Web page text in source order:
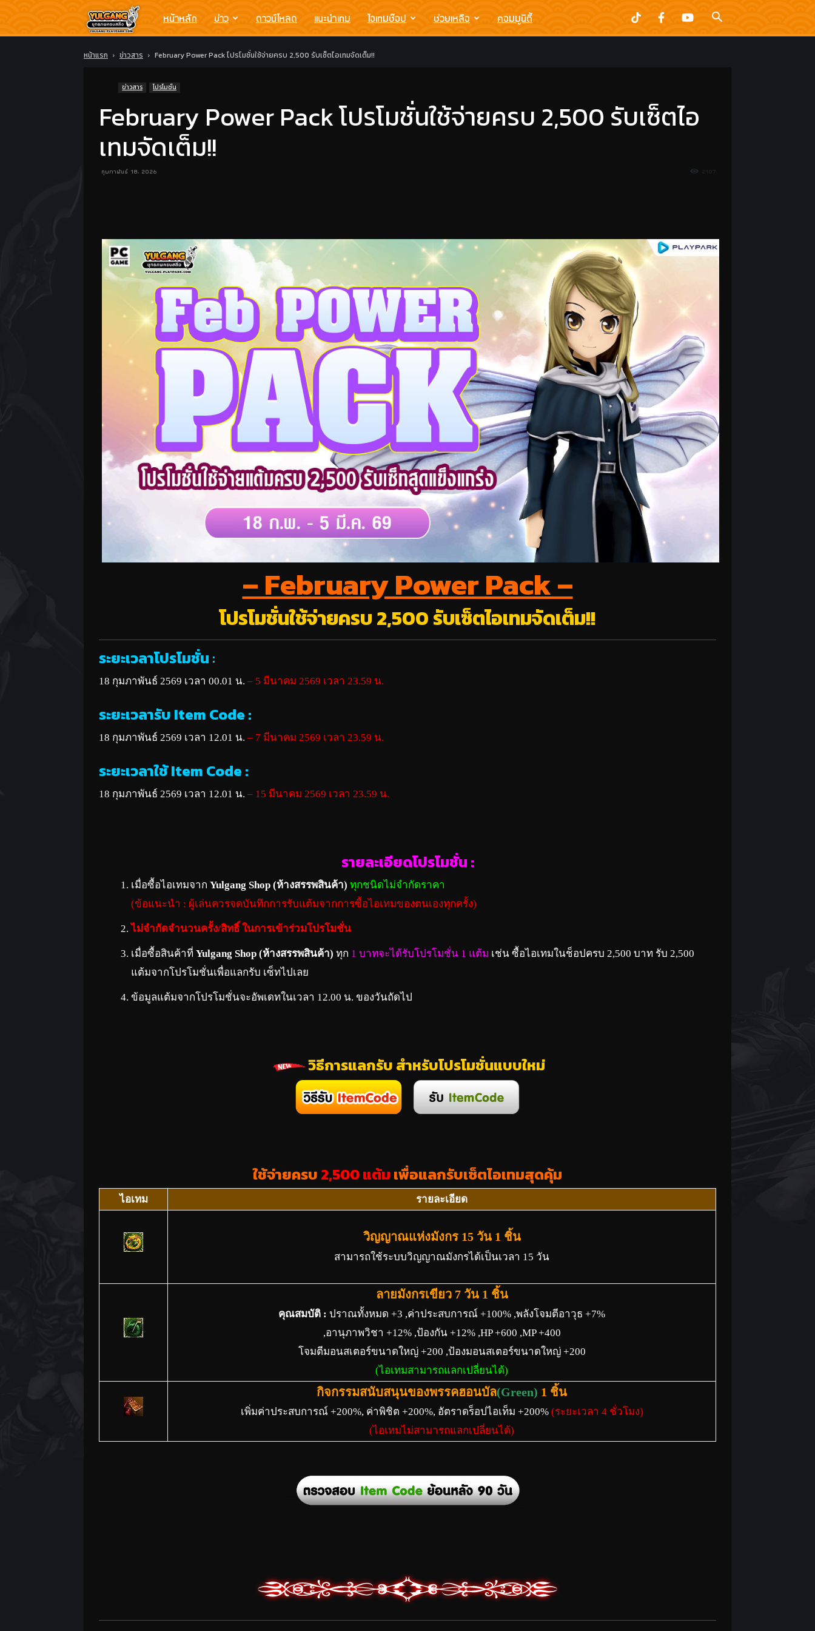
Yulgang
โย
วกัง
ยุทธ
สลึง
หน้าหลัก ข่าว ดาวน์โหลด แนะนำเกม ไอเทมช๊อป ช่วยเหลือ คอมมูนิตี้
หน้าแรก ข่าวสาร February Power Pack โปรโมชั่นใช้จ่ายครบ 2,500 รับเซ็ตไอเทมจัดเต็ม!!
ข่าวสาร โปรโมชั่น
February Power Pack โปรโมชั่นใช้จ่ายครบ 2,500 รับเซ็ตไอ
เทมจัดเต็ม!!
กุมภาพันธ์ 18, 2026 2107
– February Power Pack –
โปรโมชั่นใช้จ่ายครบ 2,500 รับเซ็ตไอเทมจัดเต็ม!!
ระยะเวลาโปรโมชั่น :
18 กุมภาพันธ์ 2569 เวลา 00.01 น. – 5 มีนาคม 2569 เวลา 23.59 น.
ระยะเวลารับ Item Code :
18 กุมภาพันธ์ 2569 เวลา 12.01 น. – 7 มีนาคม 2569 เวลา 23.59 น.
ระยะเวลาใช้ Item Code :
18 กุมภาพันธ์ 2569 เวลา 12.01 น. – 15 มีนาคม 2569 เวลา 23.59 น.
รายละเอียดโปรโมชั่น :
เมื่อซื้อไอเทมจาก Yulgang Shop (ห้างสรรพสินค้า) ทุกชนิดไม่จำกัดราคา
(ข้อแนะนำ : ผู้เล่นควรจดบันทึกการรับแต้มจากการซื้อไอเทมของตนเองทุกครั้ง)
ไม่จำกัดจำนวนครั้ง/สิทธิ์ ในการเข้าร่วมโปรโมชั่น
เมื่อซื้อสินค้าที่ Yulgang Shop (ห้างสรรพสินค้า) ทุก 1 บาทจะได้รับโปรโมชั่น 1 แต้ม เช่น ซื้อไอเทมในช็อปครบ 2,500 บาท รับ 2,500
แต้มจากโปรโมชั่นเพื่อแลกรับ เซ็ทไปเลย
ข้อมูลแต้มจากโปรโมชั่นจะอัพเดทในเวลา 12.00 น. ของวันถัดไป
วิธีการแลกรับ สำหรับโปรโมชั่นแบบใหม่
ใช้จ่ายครบ 2,500 แต้ม เพื่อแลกรับเซ็ตไอเทมสุดคุ้ม
ไอเทม รายละเอียด
วิญญาณแห่งมังกร 15 วัน 1 ชิ้น
สามารถใช้ระบบวิญญาณมังกรได้เป็นเวลา 15 วัน
ลายมังกรเขียว 7 วัน 1 ชิ้น
คุณสมบัติ : ปราณทั้งหมด +3 ,ค่าประสบการณ์ +100% ,พลังโจมตีอาวุธ +7%
,อานุภาพวิชา +12% ,ป้องกัน +12% ,HP +600 ,MP +400
โจมตีมอนสเตอร์ขนาดใหญ่ +200 ,ป้องมอนสเตอร์ขนาดใหญ่ +200
(ไอเทมสามารถแลกเปลี่ยนได้)
กิจกรรมสนับสนุนของพรรคฮอนบัล(Green) 1 ชิ้น
เพิ่มค่าประสบการณ์ +200%, ค่าพิชิต +200%, อัตราดร็อปไอเท็ม +200% (ระยะเวลา 4 ชั่วโมง)
(ไอเทมไม่สามารถแลกเปลี่ยนได้)